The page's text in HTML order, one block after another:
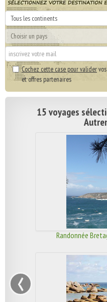
Cochez cette case pour valider
et offres partenaires
15 voyages
Randonnée
‹